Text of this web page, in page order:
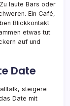
laute Bars oder
Ein Café,
Blickkontakt
etwas tut
auf und
Date
steigere
Date mit